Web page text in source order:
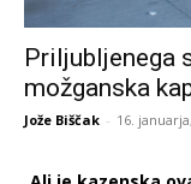
Priljubljenega
možganska
Jože Biščak - 16.